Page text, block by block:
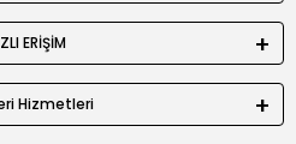
ERİŞİM
Hizmetleri